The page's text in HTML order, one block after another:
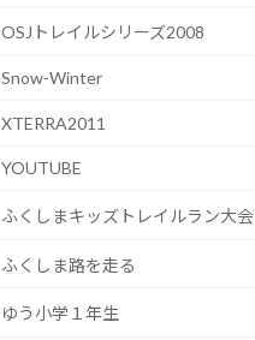
OSJトレイルシリーズ2008
Snow-Winter
XTERRA2011
YOUTUBE
ふくしまキッズトレイルラン大会
ふくしま路を走る
ゆう小学１年生